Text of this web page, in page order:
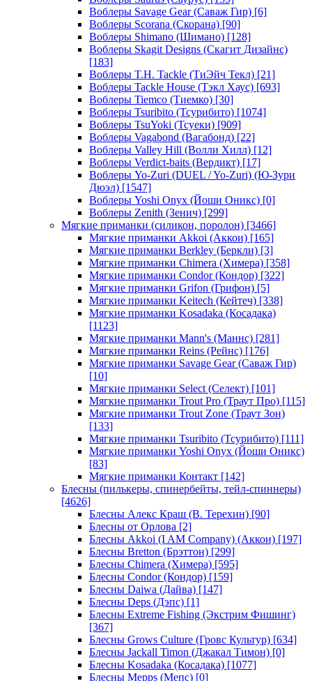
Воблеры Savage Gear (Саваж Гир) [6]
Воблеры Scorana (Скорана) [90]
Воблеры Shimano (Шимано) [128]
Воблеры Skagit Designs (Скагит Дизайнс)
[183]
Воблеры T.H. Tackle (ТиЭйч Текл) [21]
Воблеры Tackle House (Тэкл Хаус) [693]
Воблеры Tiemco (Тиемко) [30]
Воблеры Tsuribito (Тсурибито) [1074]
Воблеры TsuYoki (Тсуеки) [909]
Воблеры Vagabond (Вагабонд) [22]
Воблеры Valley Hill (Волли Хилл) [12]
Воблеры Verdict-baits (Вердикт) [17]
Воблеры Yo-Zuri (DUEL / Yo-Zuri) (Ю-Зури
Дюэл) [1547]
Воблеры Yoshi Onyx (Йоши Оникс) [0]
Воблеры Zenith (Зенич) [299]
Мягкие приманки (силикон, поролон) [3466]
Мягкие приманки Akkoi (Аккои) [165]
Мягкие приманки Berkley (Беркли) [3]
Мягкие приманки Chimera (Химера) [358]
Мягкие приманки Condor (Кондор) [322]
Мягкие приманки Grifon (Грифон) [5]
Мягкие приманки Keitech (Кейтеч) [338]
Мягкие приманки Kosadaka (Косадака)
[1123]
Мягкие приманки Mann's (Маннс) [281]
Мягкие приманки Reins (Рейнс) [176]
Мягкие приманки Savage Gear (Саваж Гир)
[10]
Мягкие приманки Select (Селект) [101]
Мягкие приманки Trout Pro (Траут Про) [115]
Мягкие приманки Trout Zone (Траут Зон)
[133]
Мягкие приманки Tsuribito (Тсурибито) [111]
Мягкие приманки Yoshi Onyx (Йоши Оникс)
[83]
Мягкие приманки Контакт [142]
Блесны (пилькеры, спинербейты, тейл-спиннеры)
[4626]
Блесны Алекс Краш (В. Терехин) [90]
Блесны от Орлова [2]
Блесны Akkoi (I AM Company) (Аккои) [197]
Блесны Bretton (Брэттон) [299]
Блесны Chimera (Химера) [595]
Блесны Condor (Кондор) [159]
Блесны Daiwa (Дайва) [147]
Блесны Deps (Дэпс) [1]
Блесны Extreme Fishing (Экстрим Фишинг)
[367]
Блесны Grows Culture (Гровс Культур) [634]
Блесны Jackall Timon (Джакал Тимон) [0]
Блесны Kosadaka (Косадака) [1077]
Блесны Mepps (Мепс) [0]